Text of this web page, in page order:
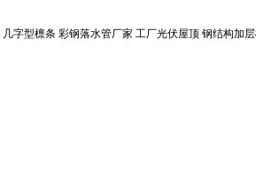
几字型檩条 彩钢落水管厂家 工厂光伏屋顶钢结构加